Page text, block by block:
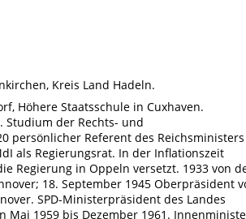
Kreis Land Hadeln.
Höhere Staatsschule in Cuxhaven.
der Rechts- und
persönlicher Referent des Reichsministers
als Regierungsrat. In der Inflationszeit
Regierung in Oppeln versetzt. 1933 von
18. September 1945 Oberpräsident
SPD-Ministerpräsident des Landes
Mai 1959 bis Dezember 1961.